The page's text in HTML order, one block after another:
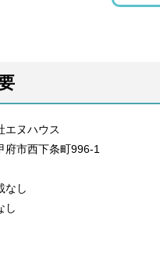
エヌハウス
府市西下条町996-1
なし
し